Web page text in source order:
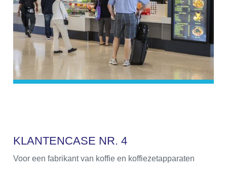
KLANTENCASE NR. 4
Voor een fabrikant van koffie en koffiezetapparaten